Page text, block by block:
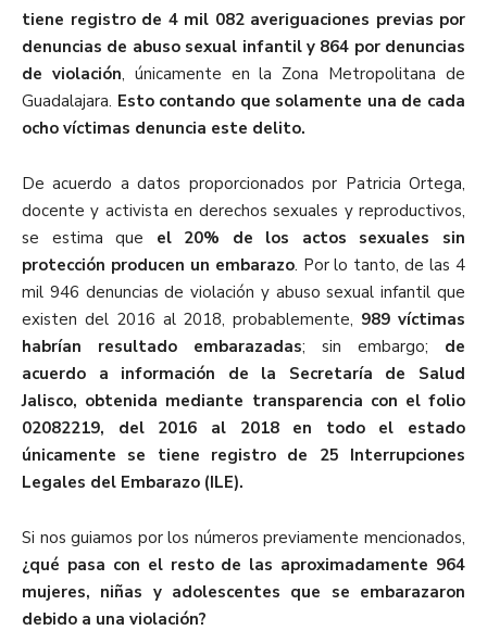
tiene registro de 4 mil 082 averiguaciones previas por
denuncias de abuso sexual infantil y 864 por denuncias
de violación, únicamente en la Zona Metropolitana de
Guadalajara. Esto contando que solamente una de cada
ocho víctimas denuncia este delito.
De acuerdo a datos proporcionados por Patricia Ortega,
docente y activista en derechos sexuales y reproductivos,
se estima que el 20% de los actos sexuales sin
protección producen un embarazo. Por lo tanto, de las 4
mil 946 denuncias de violación y abuso sexual infantil que
existen del 2016 al 2018, probablemente, 989 víctimas
habrían resultado embarazadas; sin embargo; de
acuerdo a información de la Secretaría de Salud
Jalisco, obtenida mediante transparencia con el folio
02082219, del 2016 al 2018 en todo el estado
únicamente se tiene registro de 25 Interrupciones
Legales del Embarazo (ILE).
Si nos guiamos por los números previamente mencionados,
¿qué pasa con el resto de las aproximadamente 964
mujeres, niñas y adolescentes que se embarazaron
debido a una violación?